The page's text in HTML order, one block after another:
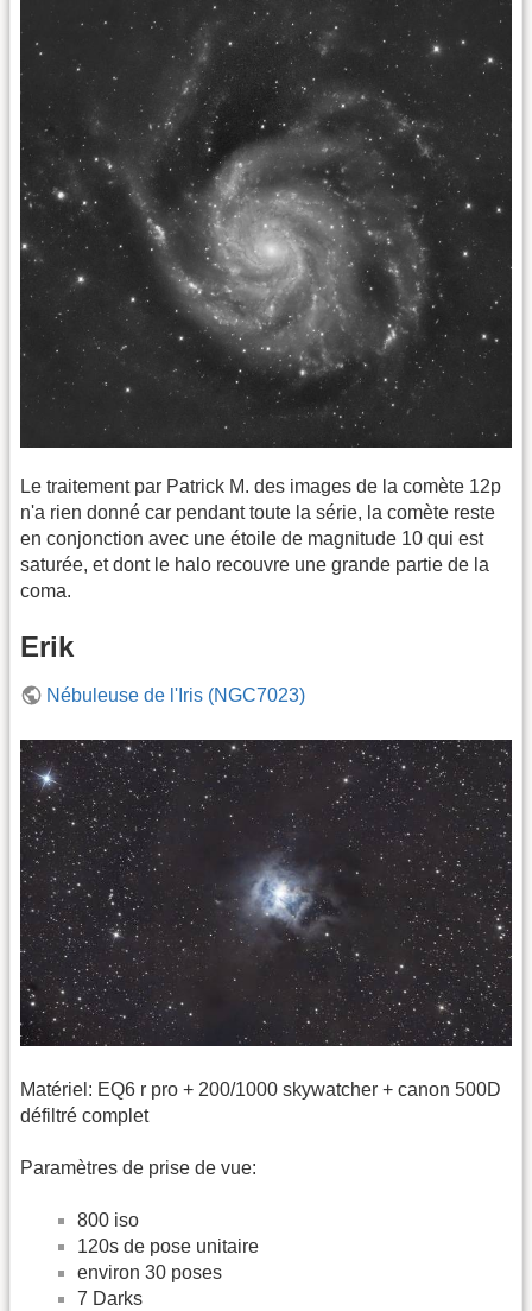
Le traitement par Patrick M. des images de la comète 12p
n'a rien donné car pendant toute la série, la comète reste
en conjonction avec une étoile de magnitude 10 qui est
saturée, et dont le halo recouvre une grande partie de la
coma.
Erik
Nébuleuse de l'Iris (NGC7023)
Matériel: EQ6 r pro + 200/1000 skywatcher + canon 500D
défiltré complet
Paramètres de prise de vue:
800 iso
120s de pose unitaire
environ 30 poses
7 Darks